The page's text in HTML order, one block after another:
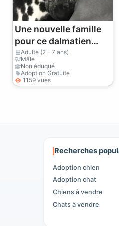
Une nouvelle famille
pour ce dalmatien
mâle plein d'énergie.
Adulte (2 - 7 ans)
Mâle
Non éduqué
Adoption Gratuite
1159 vues
Recherches
Adoption chien
Adoption chat
Chiens à vendre
Chats à vendre